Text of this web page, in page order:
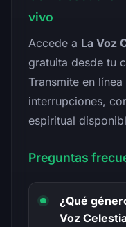
vivo
Accede a La Voz
gratuita desde tu
Transmite en
interrupciones,
espiritual
Preguntas
¿Qué
Voz